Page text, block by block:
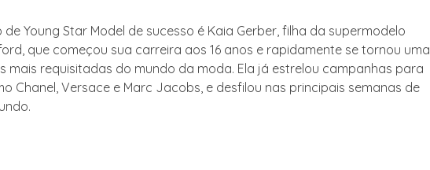
de Young Star Model de sucesso é Kaia Gerber, filha da supermodelo
que começou sua carreira aos 16 anos e rapidamente se tornou uma
mais requisitadas do mundo da moda. Ela já estrelou campanhas para
Chanel, Versace e Marc Jacobs, e desfilou nas principais semanas de